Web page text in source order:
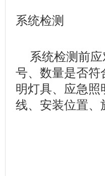
系统检测
系统检测前应
号、数量是否符
明灯具、应急
线、安装位置、